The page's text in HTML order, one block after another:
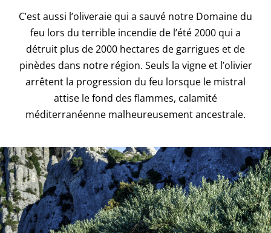
C’est aussi l’oliveraie qui a sauvé notre Domaine du
feu lors du terrible incendie de l’été 2000 qui a
détruit plus de 2000 hectares de garrigues et de
pinèdes dans notre région. Seuls la vigne et l’olivier
arrêtent la progression du feu lorsque le mistral
attise le fond des flammes, calamité
méditerranéenne malheureusement ancestrale.